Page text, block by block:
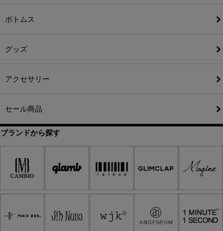
ボトムス
グッズ
アクセサリー
セール商品
ブランドから探す